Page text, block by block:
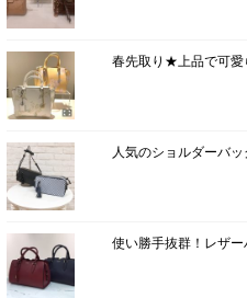
春先取り★上品で可愛
人気のショルダーバ
使い勝手抜群！レザ